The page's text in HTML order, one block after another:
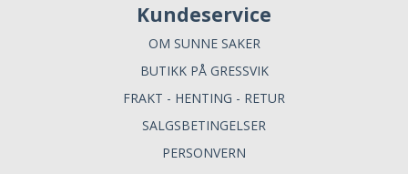
Kundeservice
OM SUNNE SAKER
BUTIKK PÅ GRESSVIK
FRAKT - HENTING - RETUR
SALGSBETINGELSER
PERSONVERN